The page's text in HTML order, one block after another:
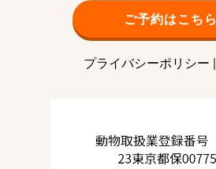
ご予約はこちら
プライバシーポリシー |